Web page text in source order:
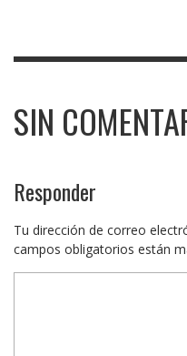
SIN
Responder
Tu dirección de correo
campos obligatorios están